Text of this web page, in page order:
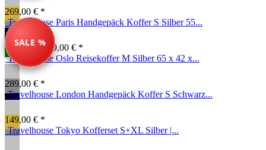
269,00 € *
SALE %
Travelhouse Paris Handgepäck Koffer S Silber 55...
49,00 € *139,00 € *
Travelhouse Oslo Reisekoffer M Silber 65 x 42 x...
289,00 € *
Travelhouse London Handgepäck Koffer S Schwarz...
149,00 € *
Travelhouse Tokyo Kofferset S+XL Silber |...